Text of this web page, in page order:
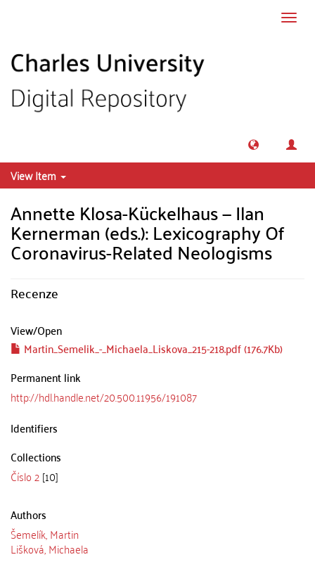
View Item
Annette Klosa-Kückelhaus — Ilan
Kernerman (eds.): Lexicography Of
Coronavirus-Related Neologisms
Recenze
View/Open
Martin_Semelik_-_Michaela_Liskova_215-218.pdf (176.7Kb)
Permanent link
http://hdl.handle.net/20.500.11956/191087
Identifiers
Collections
Číslo 2[10]
Authors
Šemelík, Martin
Lišková, Michaela